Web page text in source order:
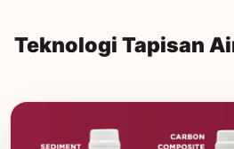
Teknologi Tapisan